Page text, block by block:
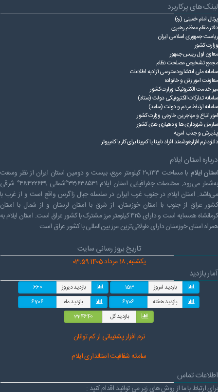
لینک های پرکاربرد
پرتال امام خمینی (ره)
دفتر مقام معظم رهبری
ریاست ‌جمهوری اسلامی ایران
وزارت کشور
معاون اول رییس جمهور
مجمع تشخیص مصلحت نظام
سامانه ملی انتشارودسترسی آزادبه اطلاعات
معاونت امور زنان و خانواده
میز خدمت الکترونیک وزارت کشور
سامانه تدارکات الکترونیکی دولت (ستاد)
سامانه ارتباط مردم و دولت (سامد)
امور اتباع و مهاجرین خارجی وزارت کشور
سازمان شهرداری ها و دهیاری های کشور
پذیرش و جذب امریه
دانلودنرم افزارهوشمند افراد نابینا یا کم‌بینا برای کار با کامپیوتر
درباره استان ایلام
استان ایلام
با مساحت ۲۰٬۱۳۳ کیلومتر مربع، بیست و دومین استان ایران از نظر وسعت
به‌شمار می‌رود. مختصات جغرافیایی استان ایلام ۳۳٫۶۳۸۵۳۱°شمالی ۴۶٫۴۲۲۶۴۹° شرقی
می‌باشد. استان ایلام در جنوب غرب ایران در سلسله جبال زاگرس واقع است و از غرب با
کشور عراق از جنوب با استان خوزستان، از شرق با استان لرستان و از شمال با استان
کرمانشاه همسایه است و دارای ۴۲۵ کیلومتر مرز مشترک با کشور عراق است. استان ایلام به
همراه استان خوزستان دارای طولانی‌ترین مرز بین‌المللی با کشور عراق است
تاریخ بروز رسانی سایت
یکشنبه, 18 مرداد 1405 03:59
آمار بازدید
بازدید امروز 153 بازدید دیروز
660
بازدید هفته
6706 بازدید ماه
6706
بازدید کل
324640
نرم افزار پشتیبانی از کم توانان
سامانه شفافیت استانداری ایلام
اطلاعات تماس
برای ارتباط با ما از روش های زیر می توانید اقدام کنید :